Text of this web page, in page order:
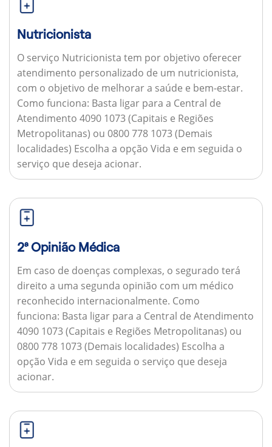
Nutricionista
O serviço Nutricionista tem por objetivo oferecer
atendimento personalizado de um nutricionista,
com o objetivo de melhorar a saúde e bem-estar.
Como funciona: Basta ligar para a Central de
Atendimento 4090 1073 (Capitais e Regiões
Metropolitanas) ou 0800 778 1073 (Demais
localidades) Escolha a opção Vida e em seguida o
serviço que deseja acionar.
2ª Opinião Médica
Em caso de doenças complexas, o segurado terá
direito a uma segunda opinião com um médico
reconhecido internacionalmente. Como
funciona: Basta ligar para a Central de Atendimento
4090 1073 (Capitais e Regiões Metropolitanas) ou
0800 778 1073 (Demais localidades) Escolha a
opção Vida e em seguida o serviço que deseja
acionar.